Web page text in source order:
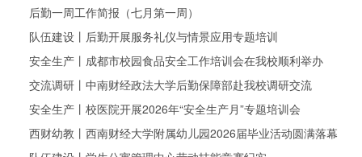
后勤一周工作简报（七月第一周）
队伍建设丨后勤开展服务礼仪与情景应用专题培训
安全生产丨成都市校园食品安全工作培训会在我校顺利举办
交流调研丨中南财经政法大学后勤保障部赴我校调研交流
安全生产丨校医院开展2026年“安全生产月”专题培训会
西财幼教丨西南财经大学附属幼儿园2026届毕业活动圆满落幕